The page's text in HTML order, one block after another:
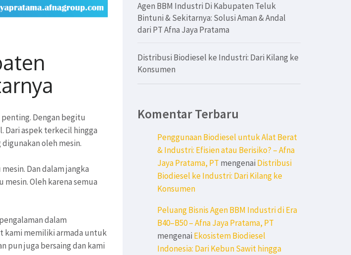
Dengan begitu
Dari aspek terkecil hingga
oleh mesin.
Dan dalam jangka
Oleh karena semua
dalam
kami memiliki armada untuk
pun juga bersaing dan kami
Agen BBM Industri Di Kabupaten Teluk
Bintuni & Sekitarnya: Solusi Aman & Andal
dari PT Afna Jaya Pratama
Distribusi Biodiesel ke Industri: Dari Kilang ke
Konsumen
Komentar Terbaru
Penggunaan Biodiesel untuk Alat Berat
& Industri: Efisien atau Berisiko? – Afna
Jaya Pratama, PT mengenai Distribusi
Biodiesel ke Industri: Dari Kilang ke
Konsumen
Peluang Bisnis Agen BBM Industri di Era
B40–B50 – Afna Jaya Pratama, PT
mengenai Ekosistem Biodiesel
Indonesia: Dari Kebun Sawit hingga